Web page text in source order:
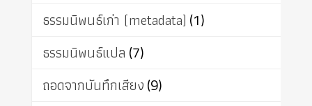
ธรรมนิพนธ์เก่า (metadata) (1)
ธรรมนิพนธ์แปล (7)
ถอดจากบันทึกเสียง(9)